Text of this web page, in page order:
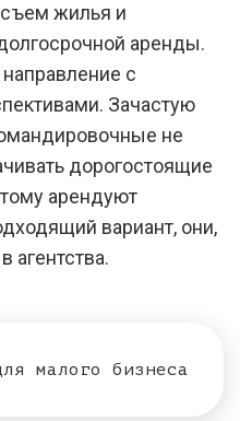
жилья и
аренды.
с
Зачастую
не
дорогостоящие
арендуют
вариант, они,
агентства.